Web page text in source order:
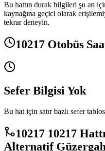
Bu hattın durak bilgileri şu an
kaynağına geçici olarak
tekrar deneyin.
10217 Otobüs
Sefer Bilgisi Yok
Bu hat için satır bazlı sefer
10217 10217
Alternatif